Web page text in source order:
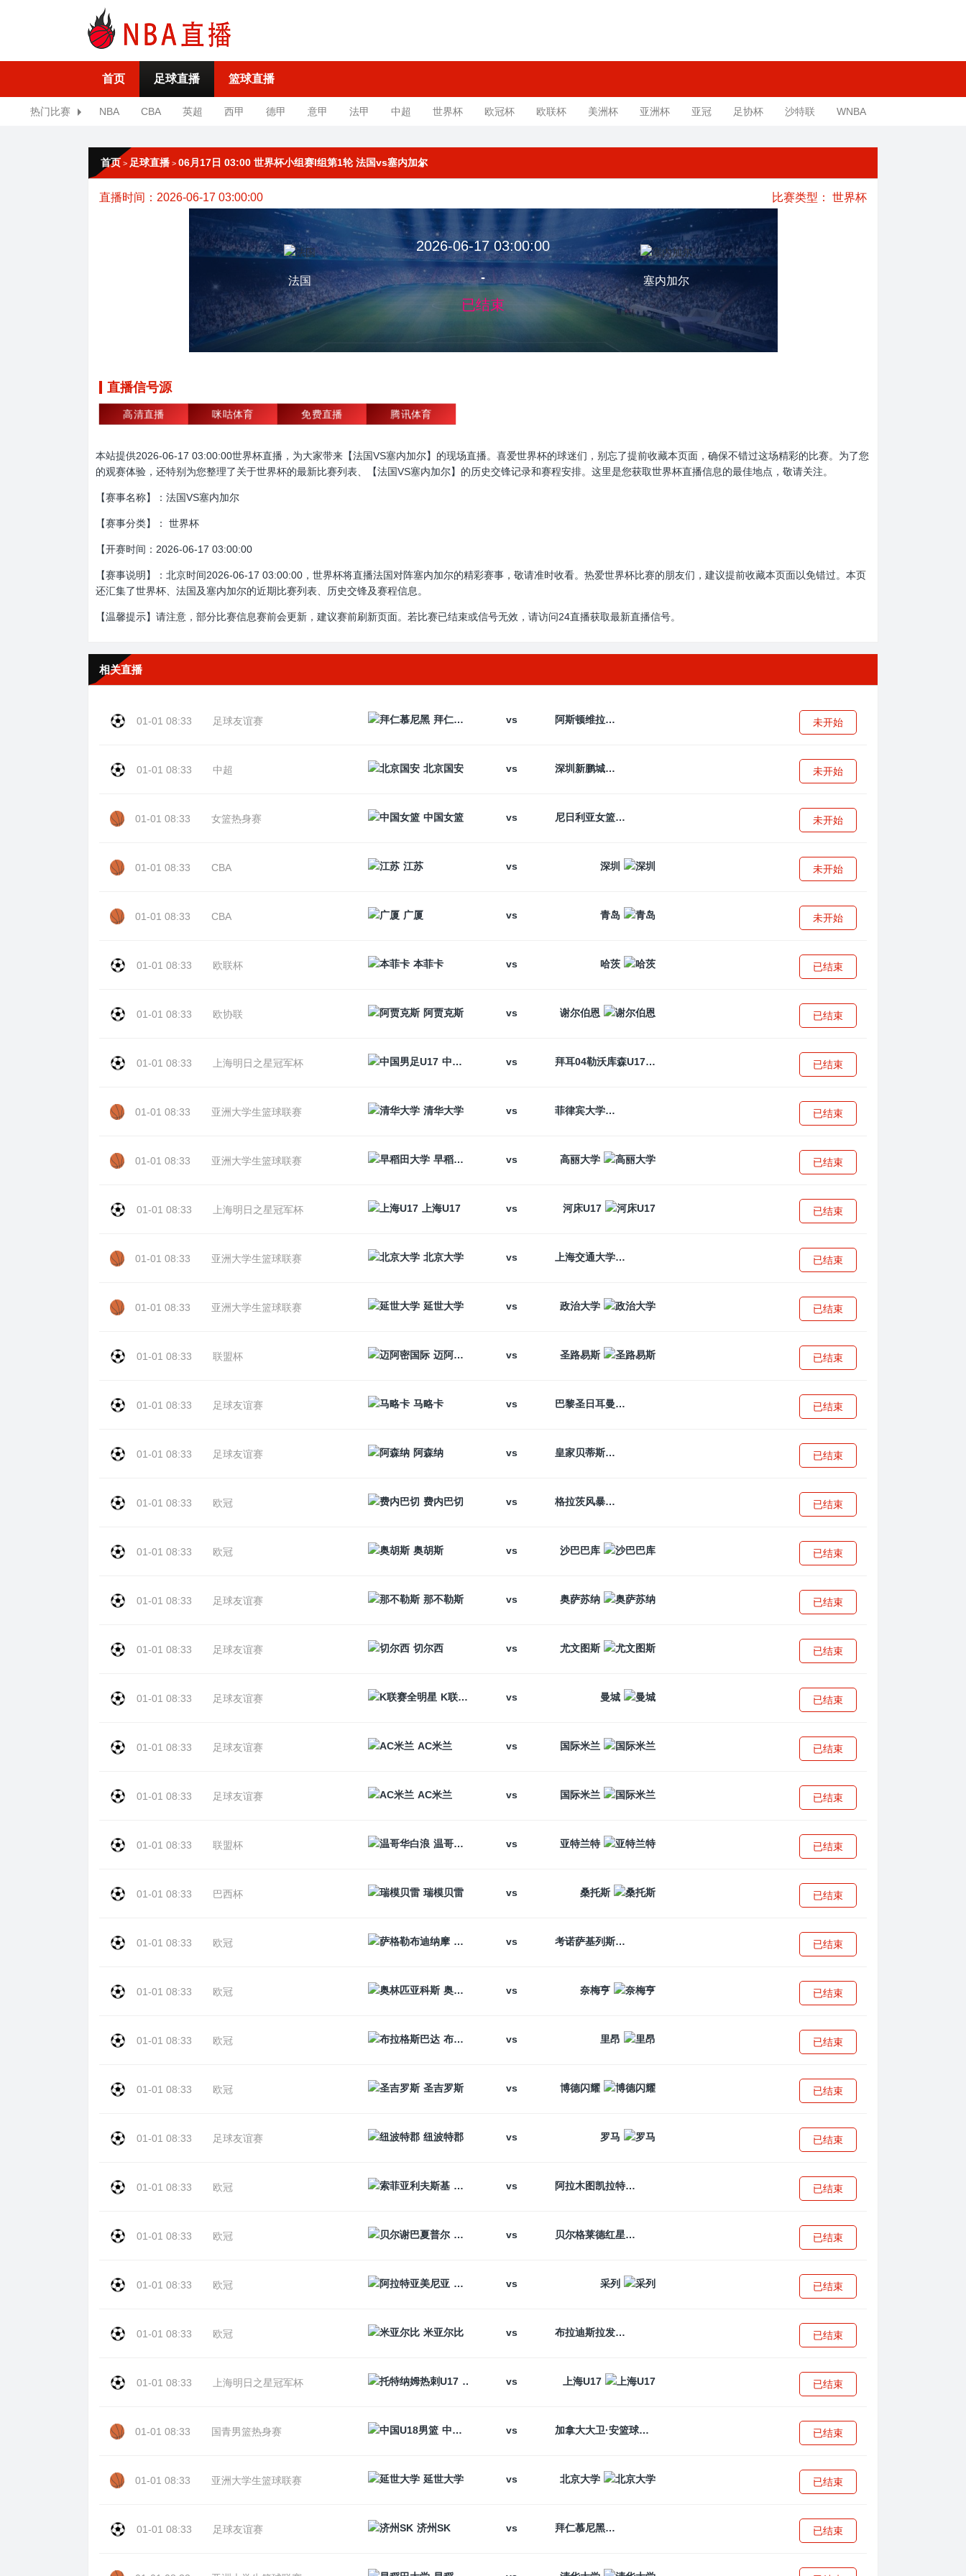
首页 足球直播 篮球直播
热门比赛 NBA CBA 英超 西甲 德甲 意甲 法甲 中超 世界杯 欧冠杯 欧联杯 美洲杯 亚洲杯 亚冠 足协杯 沙特联 WNBA
首页 > 足球直播 > 06月17日 03:00 世界杯小组赛I组第1轮 法国vs塞内加尔
直播时间：2026-06-17 03:00:00 比赛类型： 世界杯
法国
2026-06-17 03:00:00
-
已结束
塞内加尔
直播信号源
高清直播 咪咕体育 免费直播 腾讯体育
本站提供2026-06-17 03:00:00世界杯直播，为大家带来【法国VS塞内加尔】的现场直播。喜爱世界杯的球迷们，别忘了提前收藏本页面，确保不错过这场精彩的比赛。为了您
的观赛体验，还特别为您整理了关于世界杯的最新比赛列表、【法国VS塞内加尔】的历史交锋记录和赛程安排。这里是您获取世界杯直播信息的最佳地点，敬请关注。
【赛事名称】：法国VS塞内加尔
【赛事分类】： 世界杯
【开赛时间：2026-06-17 03:00:00
【赛事说明】：北京时间2026-06-17 03:00:00，世界杯将直播法国对阵塞内加尔的精彩赛事，敬请准时收看。热爱世界杯比赛的朋友们，建议提前收藏本页面以免错过。本页
还汇集了世界杯、法国及塞内加尔的近期比赛列表、历史交锋及赛程信息。
【温馨提示】请注意，部分比赛信息赛前会更新，建议赛前刷新页面。若比赛已结束或信号无效，请访问24直播获取最新直播信号。
相关直播
01-01 08:33 足球友谊赛 拜仁慕尼黑 vs 阿斯顿维拉 未开始
01-01 08:33 中超 北京国安 vs 深圳新鹏城 未开始
01-01 08:33 女篮热身赛 中国女篮 vs 尼日利亚女篮 未开始
01-01 08:33 CBA 江苏 vs 深圳 未开始
01-01 08:33 CBA 广厦 vs 青岛 未开始
01-01 08:33 欧联杯 本菲卡 vs 哈茨 已结束
01-01 08:33 欧协联 阿贾克斯 vs 谢尔伯恩 已结束
01-01 08:33 上海明日之星冠军杯 中国男足U17 vs 拜耳04勒沃库森U17 已结束
01-01 08:33 亚洲大学生篮球联赛 清华大学 vs 菲律宾大学 已结束
01-01 08:33 亚洲大学生篮球联赛 早稻田大学 vs 高丽大学 已结束
01-01 08:33 上海明日之星冠军杯 上海U17 vs 河床U17 已结束
01-01 08:33 亚洲大学生篮球联赛 北京大学 vs 上海交通大学 已结束
01-01 08:33 亚洲大学生篮球联赛 延世大学 vs 政治大学 已结束
01-01 08:33 联盟杯 迈阿密国际 vs 圣路易斯 已结束
01-01 08:33 足球友谊赛 马略卡 vs 巴黎圣日耳曼 已结束
01-01 08:33 足球友谊赛 阿森纳 vs 皇家贝蒂斯 已结束
01-01 08:33 欧冠 费内巴切 vs 格拉茨风暴 已结束
01-01 08:33 欧冠 奥胡斯 vs 沙巴巴库 已结束
01-01 08:33 足球友谊赛 那不勒斯 vs 奥萨苏纳 已结束
01-01 08:33 足球友谊赛 切尔西 vs 尤文图斯 已结束
01-01 08:33 足球友谊赛 K联赛全明星 vs 曼城 已结束
01-01 08:33 足球友谊赛 AC米兰 vs 国际米兰 已结束
01-01 08:33 足球友谊赛 AC米兰 vs 国际米兰 已结束
01-01 08:33 联盟杯 温哥华白浪 vs 亚特兰特 已结束
01-01 08:33 巴西杯 瑞模贝雷 vs 桑托斯 已结束
01-01 08:33 欧冠 萨格勒布迪纳摩
vs 考诺萨基列斯 已结束
01-01 08:33 欧冠 奥林匹亚科斯 vs 奈梅亨 已结束
01-01 08:33 欧冠 布拉格斯巴达 vs 里昂 已结束
01-01 08:33 欧冠 圣吉罗斯 vs 博德闪耀 已结束
01-01 08:33 足球友谊赛 纽波特郡 vs 罗马 已结束
01-01 08:33 欧冠 索菲亚利夫斯基
vs 阿拉木图凯拉特 已结束
01-01 08:33 欧冠 贝尔谢巴夏普尔
vs 贝尔格莱德红星 已结束
01-01 08:33 欧冠 阿拉特亚美尼亚
vs 采列 已结束
01-01 08:33 欧冠 米亚尔比 vs 布拉迪斯拉发 已结束
01-01 08:33 上海明日之星冠军杯 托特纳姆热刺U17
vs 上海U17 已结束
01-01 08:33 国青男篮热身赛 中国U18男篮 vs 加拿大大卫·安篮球学院 已结束
01-01 08:33 亚洲大学生篮球联赛 延世大学 vs 北京大学 已结束
01-01 08:33 足球友谊赛 济州SK vs 拜仁慕尼黑 已结束